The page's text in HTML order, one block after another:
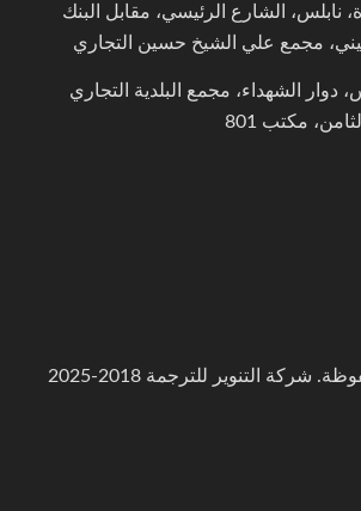
نابلس، الشارع الرئيسي، مقابل البنك
مجمع علي الشيخ حسين التجاري
دوار الشهداء، مجمع البلدية التجاري
مكتب 801
التنوير للترجمة 2018-2025